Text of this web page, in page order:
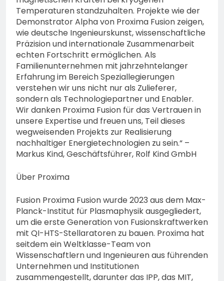
Temperaturen standzuhalten. Projekte wie der
Demonstrator Alpha von Proxima Fusion zeigen,
wie deutsche Ingenieurskunst, wissenschaftliche
Präzision und internationale Zusammenarbeit
echten Fortschritt ermöglichen. Als
Familienunternehmen mit jahrzehntelanger
Erfahrung im Bereich Speziallegierungen
verstehen wir uns nicht nur als Zulieferer,
sondern als Technologiepartner und Enabler.
Wir danken Proxima Fusion für das Vertrauen in
unsere Expertise und freuen uns, Teil dieses
wegweisenden Projekts zur Realisierung
nachhaltiger Energietechnologien zu sein.“ –
Markus Kind, Geschäftsführer, Rolf Kind GmbH
Über Proxima
Fusion Proxima Fusion wurde 2023 aus dem Max-
Planck-Institut für Plasmaphysik ausgegliedert,
um die erste Generation von Fusionskraftwerken
mit QI-HTS-Stellaratoren zu bauen. Proxima hat
seitdem ein Weltklasse-Team von
Wissenschaftlern und Ingenieuren aus führenden
Unternehmen und Institutionen
zusammengestellt, darunter das IPP, das MIT,